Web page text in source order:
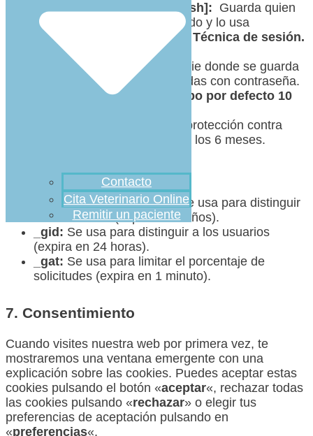
Contacto
Cita Veterinario Online
Remitir un paciente
wordpress_logged_in_[hash]: Guarda quien
eres mientras estás registrado y lo usa
WordPress para su interfaz. Técnica de sesión.
Necesaria
wp-postpass_[hash]
: Cookie donde se guarda
el acceso a páginas protegidas con contraseña.
Técnica persistente. Tiempo por defecto 10
: Proporciona protección contra
correo no deseado. Expira a los 6 meses.
Cookies analíticas
_ga:
Analítica de Google. Se usa para distinguir
a los usuarios (expira en 2 años).
_gid: Se usa para distinguir a los usuarios
(expira en 24 horas).
_gat: Se usa para limitar el porcentaje de
solicitudes (expira en 1 minuto).
7. Consentimiento
Cuando visites nuestra web por primera vez, te
mostraremos una ventana emergente con una
explicación sobre las cookies. Puedes aceptar estas
cookies pulsando el botón «aceptar«, rechazar todas
las cookies pulsando «rechazar» o elegir tus
preferencias de aceptación pulsando en
«preferencias«.